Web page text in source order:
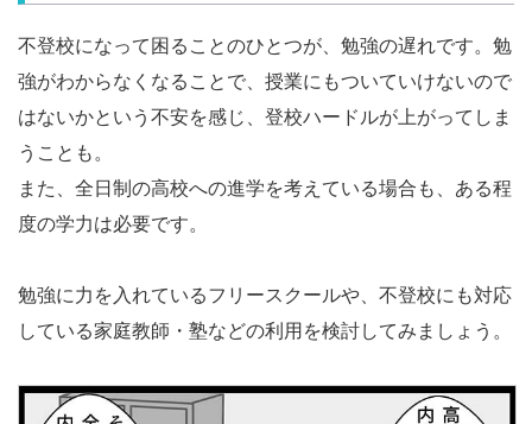
不登校になって困ることのひとつが、勉強の遅れです。勉
強がわからなくなることで、授業にもついていけないので
はないかという不安を感じ、登校ハードルが上がってしま
うことも。
また、全日制の高校への進学を考えている場合も、ある程
度の学力は必要です。
勉強に力を入れているフリースクールや、不登校にも対応
している家庭教師・塾などの利用を検討してみましょう。